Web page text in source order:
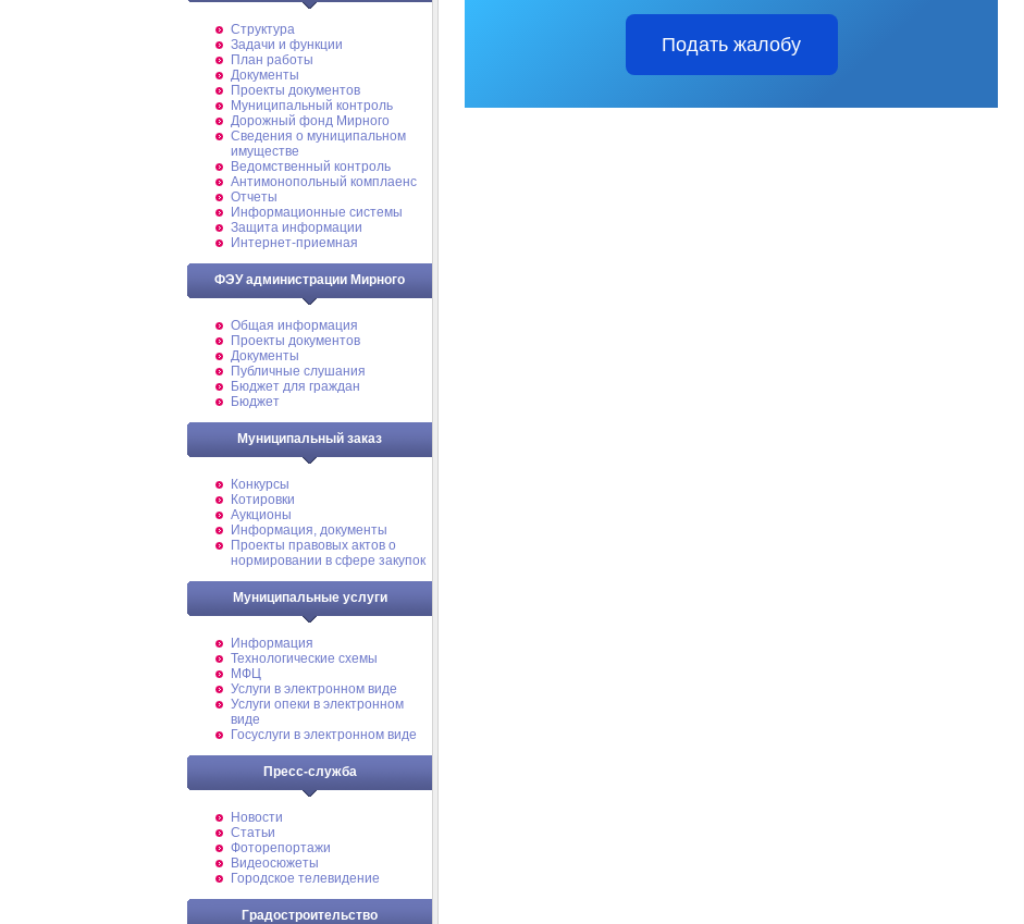
Структура
Задачи и функции
План работы
Документы
Проекты документов
Муниципальный контроль
Дорожный фонд Мирного
Cведения о муниципальном
имуществе
Ведомственный контроль
Антимонопольный комплаенс
Отчеты
Информационные системы
Защита информации
Интернет-приемная
ФЭУ администрации Мирного
Общая информация
Проекты документов
Документы
Публичные слушания
Бюджет для граждан
Бюджет
Муниципальный заказ
Конкурсы
Котировки
Аукционы
Информация, документы
Проекты правовых актов о
нормировании в сфере закупок
Муниципальные услуги
Информация
Технологические схемы
МФЦ
Услуги в электронном виде
Услуги опеки в электронном
виде
Госуслуги в электронном виде
Пресс-служба
Новости
Статьи
Фоторепортажи
Видеосюжеты
Городское телевидение
Градостроительство
Подать жалобу